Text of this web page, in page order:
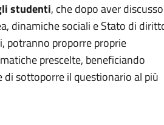
studenti, che dopo aver discusso
dinamiche sociali e Stato di
potranno proporre proprie
prescelte, beneficiando
sottoporre il questionario al più